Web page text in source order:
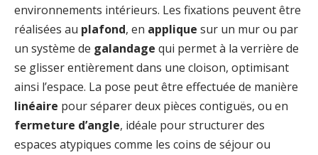
environnements intérieurs. Les fixations peuvent être
réalisées au plafond, en applique sur un mur ou par
un système de galandage qui permet à la verrière de
se glisser entièrement dans une cloison, optimisant
ainsi l’espace. La pose peut être effectuée de manière
linéaire pour séparer deux pièces contiguës, ou en
fermeture d’angle, idéale pour structurer des
espaces atypiques comme les coins de séjour ou